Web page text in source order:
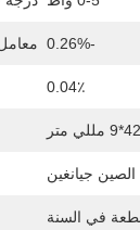
-0.26%
0.04٪
الصين جيانغين